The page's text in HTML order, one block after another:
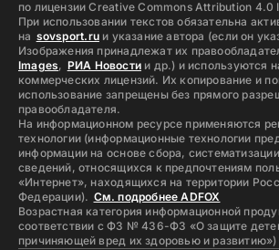
по лицензии Creative Commons Attribution 4.0
При использовании текстов обязательна
на sovsport.ruи указание автора (если он
Изображения принадлежат их
Images, РИА Новости и др.) и используются
коммерческих лицензий. Их копирование и
использование запрещены без прямого
правообладателя.
На информационном ресурсе применяются
технологии (информационные технологии
информации на основе сбора,
сведений, относящихся к предпочтениям
«Интернет», находящихся на территории
Федерации). См. подробнее ADFOX
Возрастная категория информационной
соответствии с ФЗ № 436-ФЗ «О защите
причиняющей вред их здоровью и развитию»)